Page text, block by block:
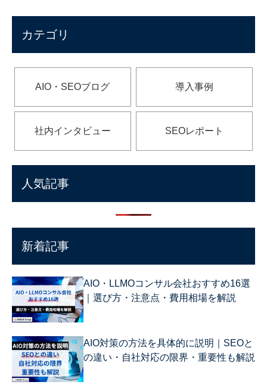
カテゴリ
AIO・SEOブログ 導入事例
社内インタビュー SEOレポート
人気記事
新着記事
AIO・LLMOコンサル会社おすすめ16選
｜選び方・注意点・費用相場を解説
AIO対策の方法を具体的に説明｜SEOと
の違い・自社対応の限界・重要性も解説